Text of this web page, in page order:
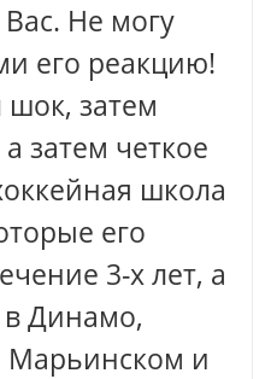
Не могу
его реакцию!
затем
затем четкое
школа
его
3-х лет, а
в Динамо,
Марьинском и